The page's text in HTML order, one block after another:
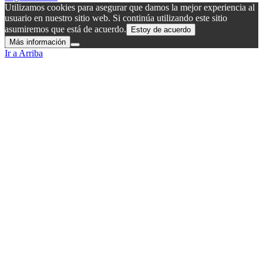
Utilizamos cookies para asegurar que damos la mejor experiencia al
usuario en nuestro sitio web. Si continúa utilizando este sitio
asumiremos que está de acuerdo.
Estoy de acuerdo
Más información
Ir a Arriba